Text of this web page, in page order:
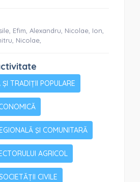
Efim, Alexandru, Nicolae, Ion,
Nicolae,
TRADIȚII POPULARE
ŞI COMUNITARĂ
AGRICOL
CIVILE